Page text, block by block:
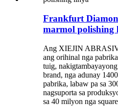
Frankfurt
marmol polishing
Ang XIEJIN
ang orihinal nga
tuig,
brand, nga adunay
pabrika, labaw pa sa
nagsuporta sa
sa 40 milyon nga